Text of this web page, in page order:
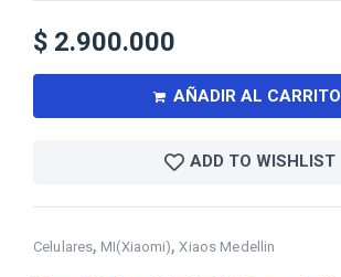
Celulares, MI(Xiaomi),Xiaos Medellin
$ 2.900.000
AÑADIR AL CARRITO
ADD TO WISHLIST